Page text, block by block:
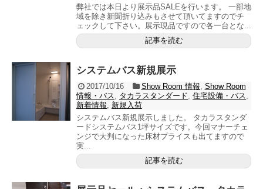
弊社では本日より展示品SALEを行います。 一部地
域を除き新聞折り込みもさせて頂いてますのでチ
ェックして下さい。展示現品ですので各一台とな...
記事を読む
システムバス新規展示
2017/10/16 Show Room 情報, Show Room
情報・バス, タカラスタンダード, 住宅設備・バス,
新着情報, 新規入荷
システムバス新規展示しました。 タカラスタンダ
ードシステムバス1坪サイズです。今回マナーチェ
ンジで大判になった床材プライスも出てますので
実...
記事を読む